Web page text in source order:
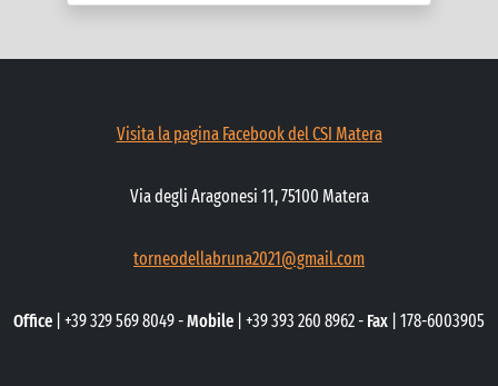
Visita la pagina Facebook del CSI Matera
Via degli Aragonesi 11, 75100 Matera
torneodellabruna2021@gmail.com
Office | +39 329 569 8049 -Mobile | +39 393 260 8962 - Fax | 178-6003905